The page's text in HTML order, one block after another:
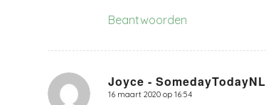
Beantwoorden
Joyce - SomedayTodayNL
zegt:
16 maart 2020 op 16:54